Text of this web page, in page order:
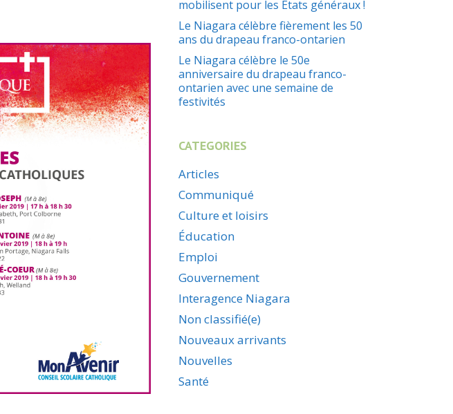
mobilisent pour les États généraux !
Le Niagara célèbre fièrement les 50
ans du drapeau franco-ontarien
Le Niagara célèbre le 50e
anniversaire du drapeau franco-
ontarien avec une semaine de
festivités
CATEGORIES
Articles
Communiqué
Culture et loisirs
Éducation
Emploi
Gouvernement
Interagence Niagara
Non classifié(e)
Nouveaux arrivants
Nouvelles
Santé